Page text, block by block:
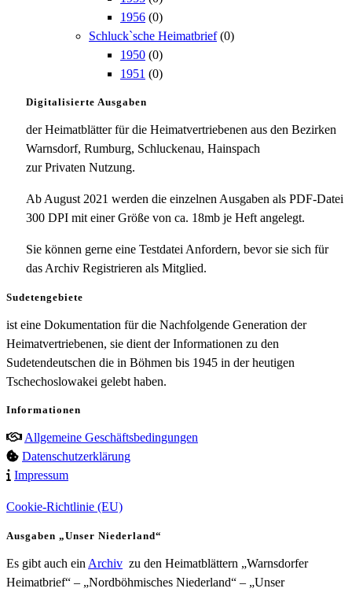
1956 (0)
Schluck`sche Heimatbrief (0)
1950 (0)
1951 (0)
Digitalisierte Ausgaben
der Heimatblätter für die Heimatvertriebenen aus den Bezirken
Warnsdorf, Rumburg, Schluckenau, Hainspach
zur Privaten Nutzung.
Ab August 2021 werden die einzelnen Ausgaben als PDF-Datei
300 DPI mit einer Größe von ca. 18mb je Heft angelegt.
Sie können gerne eine Testdatei Anfordern, bevor sie sich für
das Archiv Registrieren als Mitglied.
Sudetengebiete
ist eine Dokumentation für die Nachfolgende Generation der
Heimatvertriebenen, sie dient der Informationen zu den
Sudetendeutschen die in Böhmen bis 1945 in der heutigen
Tschechoslowakei gelebt haben.
Informationen
Allgemeine Geschäftsbedingungen
Datenschutzerklärung
Impressum
Cookie-Richtlinie (EU)
Ausgaben „Unser Niederland“
Es gibt auch ein Archiv zu den Heimatblättern „Warnsdorfer
Heimatbrief“ – „Nordböhmisches Niederland“ – „Unser